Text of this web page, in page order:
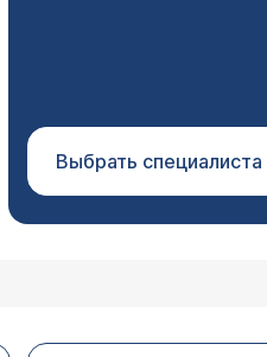
Выбрать специалиста